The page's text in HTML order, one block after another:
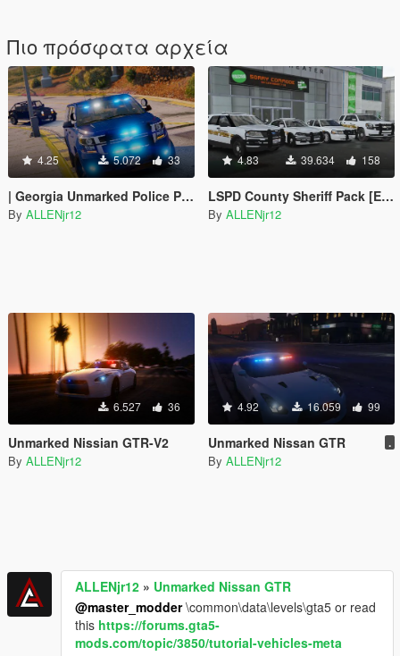
Πιο πρόσφατα αρχεία
4.25 5.072 33
| Georgia Unmarked Police Pack |
By ALLENjr12
4.83 39.634 158
LSPD County Sheriff Pack [ELS]
By ALLENjr12
6.527 36
Unmarked Nissian GTR-V2
By ALLENjr12
4.92 16.059 99
Unmarked Nissan GTR .
By ALLENjr12
ALLENjr12 » Unmarked Nissan GTR
@master_modder\common\data\levels\gta5 or read
this https://forums.gta5-
mods.com/topic/3850/tutorial-vehicles-meta